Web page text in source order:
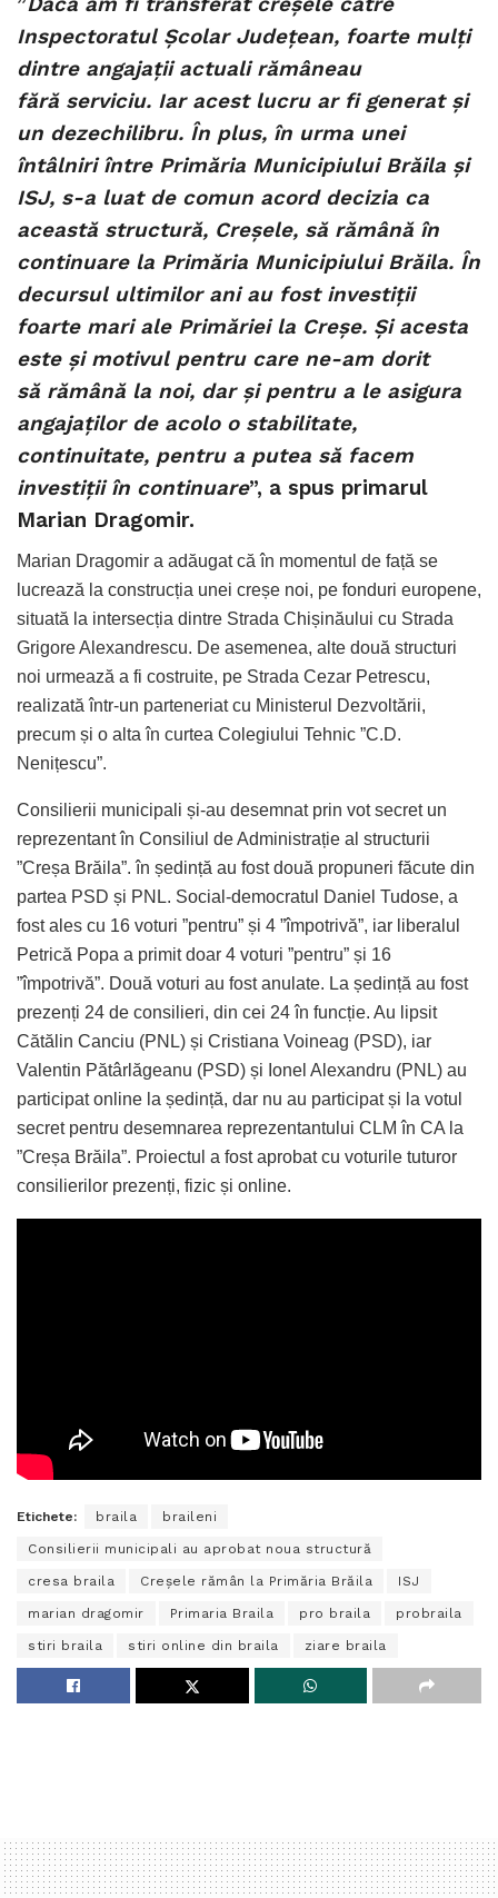
Inspectoratul Școlar Județean, foarte mulți
dintre angajații actuali rămâneau
fără serviciu. Iar acest lucru ar fi generat și
un dezechilibru. În plus, în urma unei
întâlniri între Primăria Municipiului Brăila și
ISJ, s-a luat de comun acord decizia ca
această structură, Creșele, să rămână în
continuare la Primăria Municipiului Brăila. În
decursul ultimilor ani au fost investiții
foarte mari ale Primăriei la Creșe. Și acesta
este și motivul pentru care ne-am dorit
să rămână la noi, dar și pentru a le asigura
angajaților de acolo o stabilitate,
continuitate, pentru a putea să facem
investiții în continuare”, a spus primarul
Marian Dragomir.
Marian Dragomir a adăugat că în momentul de față se
lucrează la construcția unei creșe noi, pe fonduri europene,
situată la intersecția dintre Strada Chișinăului cu Strada
Grigore Alexandrescu. De asemenea, alte două structuri
noi urmează a fi costruite, pe Strada Cezar Petrescu,
realizată într-un parteneriat cu Ministerul Dezvoltării,
precum și o alta în curtea Colegiului Tehnic ”C.D.
Nenițescu”.
Consilierii municipali și-au desemnat prin vot secret un
reprezentant în Consiliul de Administrație al structurii
”Creșa Brăila”. în ședință au fost două propuneri făcute din
partea PSD și PNL. Social-democratul Daniel Tudose, a
fost ales cu 16 voturi ”pentru” și 4 ”împotrivă”, iar liberalul
Petrică Popa a primit doar 4 voturi ”pentru” și 16
”împotrivă”. Două voturi au fost anulate. La ședință au fost
prezenți 24 de consilieri, din cei 24 în funcție. Au lipsit
Cătălin Canciu (PNL) și Cristiana Voineag (PSD), iar
Valentin Pătârlăgeanu (PSD) și Ionel Alexandru (PNL) au
participat online la ședință, dar nu au participat și la votul
secret pentru desemnarea reprezentantului CLM în CA la
”Creșa Brăila”. Proiectul a fost aprobat cu voturile tuturor
consilierilor prezenți, fizic și online.
Etichete: braila braileni
Consilierii municipali au aprobat noua structură
cresa braila Creșele rămân la Primăria Brăila ISJ
marian dragomir Primaria Braila pro braila probraila
stiri braila stiri online din braila ziare braila